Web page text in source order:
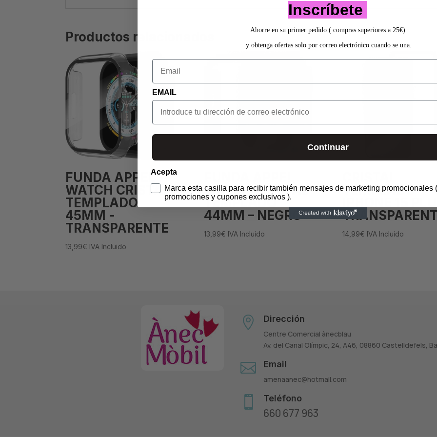
Productos relacionados
FUNDA APPEL
WATCH CRISTAL
TEMPLADO
45MM -
TRANSPARENTE
13,99€ IVA Incluido
WATCH CRISTAL
TEMPLADO
44MM – NEGRO
13,99€ IVA Incluido
TEMPLADO –
14,99€ IVA Incluido
 Dirección
Centre Comercial ànecblau
Av. del Canal Olímpic, 24, A46, 08860 Castelldefels,
 Email
amenaanec@hotmail.com
 Teléfono
660 677 963
Inscríbete
Ahorre en su primer pedido ( compras superiores a 25€)
y obtenga ofertas solo por correo electrónico cuando se una.
Email
EMAIL
Continuar
Acepta
Marca esta casilla para recibir también mensajes de marketing promocionales
promociones y cupones exclusivos ).